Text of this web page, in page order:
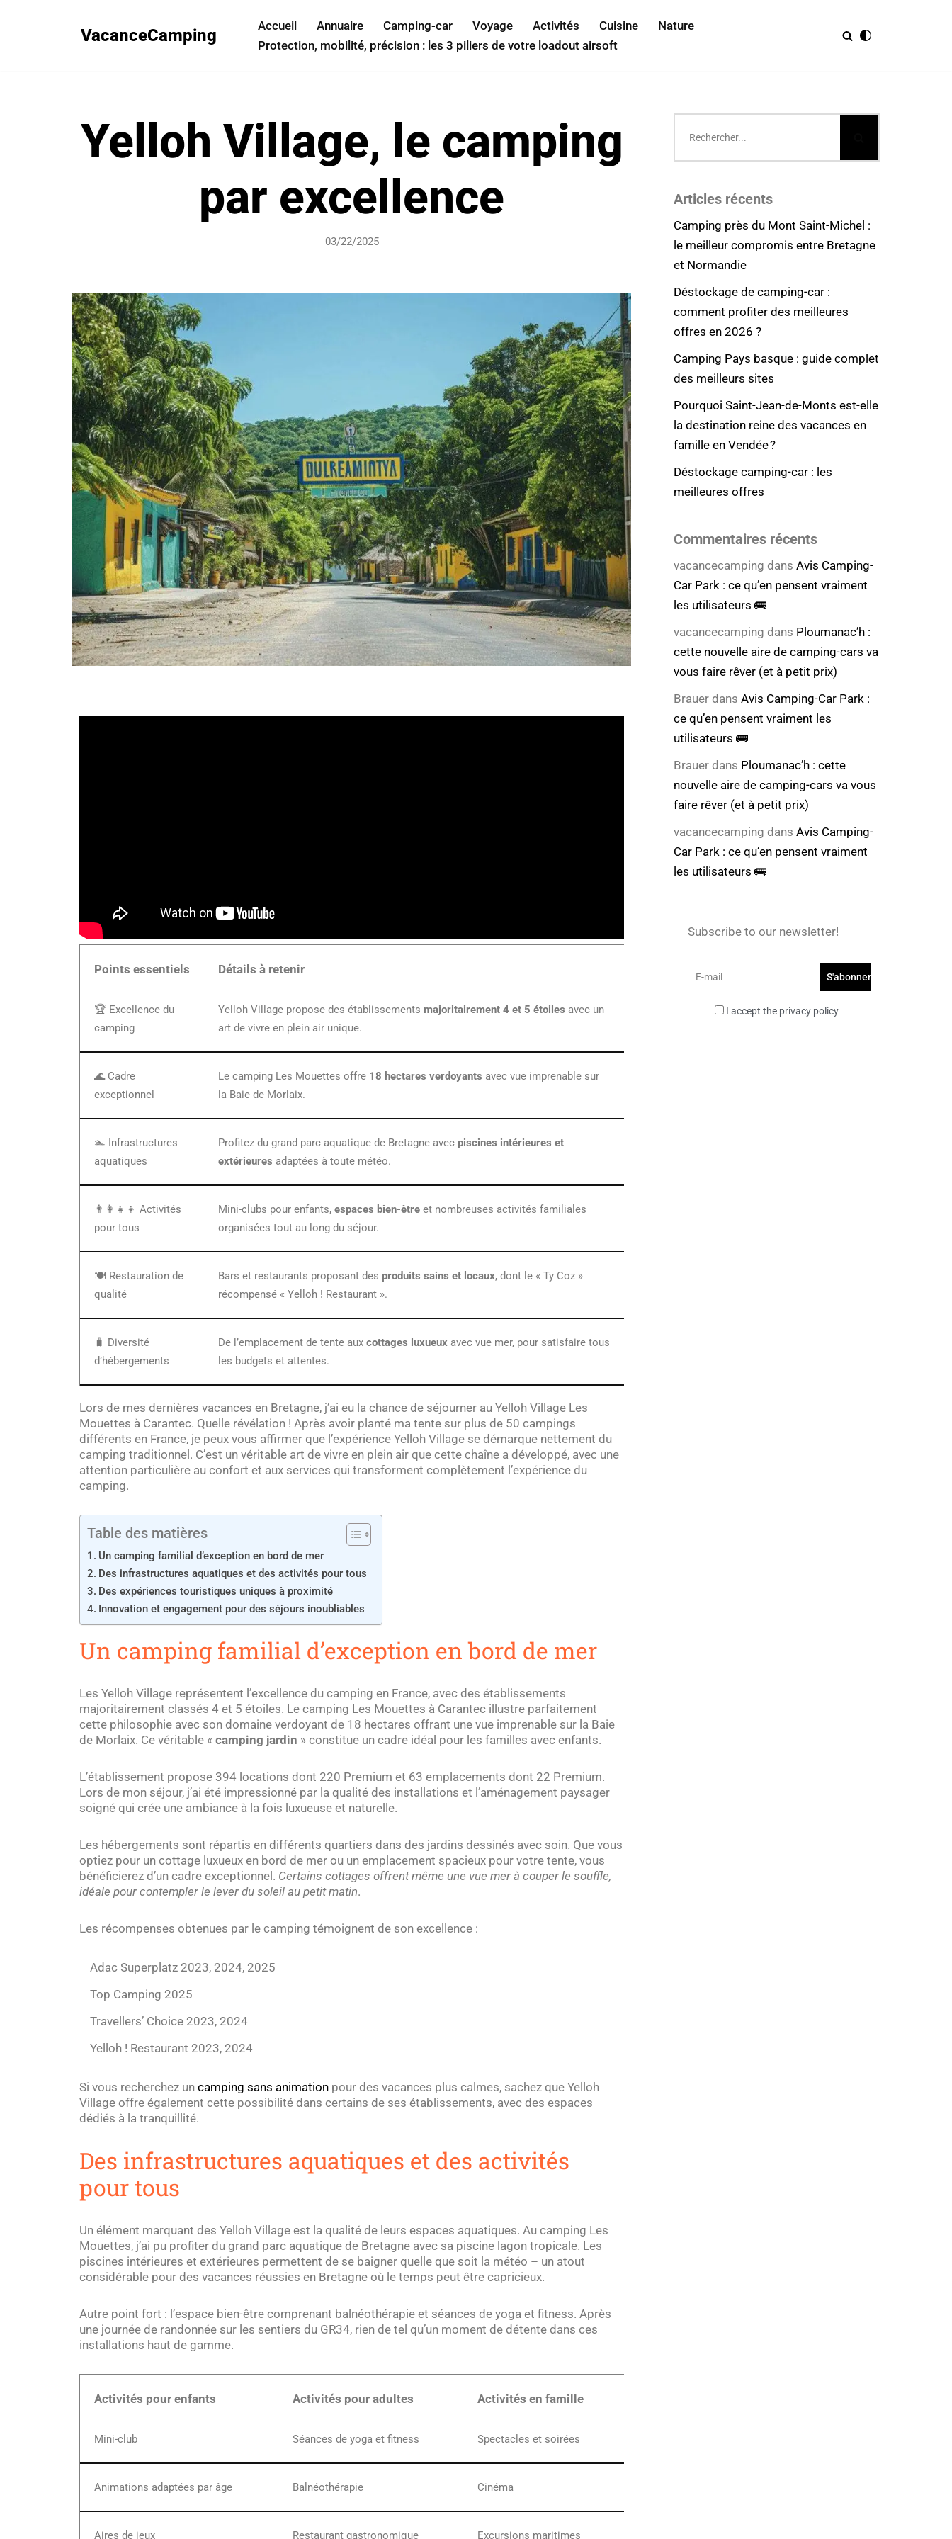
VacanceCamping Accueil Annuaire Camping-car Voyage Activités Cuisine
Nature
Protection, mobilité, précision : les 3 piliers de votre loadout airsoft
Yelloh Village, le camping
par excellence
03/22/2025
Points essentiels Détails à retenir
🏆 Excellence du
camping
Yelloh Village propose des établissements majoritairement 4 et 5 étoiles avec un
art de vivre en plein air unique.
🌊 Cadre
exceptionnel
Le camping Les Mouettes offre 18 hectares verdoyants avec vue imprenable sur
la Baie de Morlaix.
🏊 Infrastructures
aquatiques
Profitez du grand parc aquatique de Bretagne avec piscines intérieures et
extérieures adaptées à toute météo.
👨‍👩‍👧‍👦 Activités
pour tous
Mini-clubs pour enfants, espaces bien-être et nombreuses activités familiales
organisées tout au long du séjour.
🍽️ Restauration de
qualité
Bars et restaurants proposant des produits sains et locaux, dont le « Ty Coz »
récompensé « Yelloh ! Restaurant ».
🧳 Diversité
d’hébergements
De l’emplacement de tente aux cottages luxueux avec vue mer, pour satisfaire tous
les budgets et attentes.
Lors de mes dernières vacances en Bretagne, j’ai eu la chance de séjourner au Yelloh Village Les
Mouettes à Carantec. Quelle révélation ! Après avoir planté ma tente sur plus de 50 campings
différents en France, je peux vous affirmer que l’expérience Yelloh Village se démarque nettement du
camping traditionnel. C’est un véritable art de vivre en plein air que cette chaîne a développé, avec une
attention particulière au confort et aux services qui transforment complètement l’expérience du
camping.
Table des matières
Un camping familial d’exception en bord de mer
Des infrastructures aquatiques et des activités pour tous
Des expériences touristiques uniques à proximité
Innovation et engagement pour des séjours inoubliables
Un camping familial d’exception en bord de mer
Les Yelloh Village représentent l’excellence du camping en France, avec des établissements
majoritairement classés 4 et 5 étoiles. Le camping Les Mouettes à Carantec illustre parfaitement
cette philosophie avec son domaine verdoyant de 18 hectares offrant une vue imprenable sur la Baie
de Morlaix. Ce véritable « camping jardin » constitue un cadre idéal pour les familles avec enfants.
L’établissement propose 394 locations dont 220 Premium et 63 emplacements dont 22 Premium.
Lors de mon séjour, j’ai été impressionné par la qualité des installations et l’aménagement paysager
soigné qui crée une ambiance à la fois luxueuse et naturelle.
Les hébergements sont répartis en différents quartiers dans des jardins dessinés avec soin. Que vous
optiez pour un cottage luxueux en bord de mer ou un emplacement spacieux pour votre tente, vous
bénéficierez d’un cadre exceptionnel. Certains cottages offrent même une vue mer à couper le souffle,
idéale pour contempler le lever du soleil au petit matin.
Les récompenses obtenues par le camping témoignent de son excellence :
Adac Superplatz 2023, 2024, 2025
Top Camping 2025
Travellers’ Choice 2023, 2024
Yelloh ! Restaurant 2023, 2024
Si vous recherchez un camping sans animation pour des vacances plus calmes, sachez que Yelloh
Village offre également cette possibilité dans certains de ses établissements, avec des espaces
dédiés à la tranquillité.
Des infrastructures aquatiques et des activités
pour tous
Un élément marquant des Yelloh Village est la qualité de leurs espaces aquatiques. Au camping Les
Mouettes, j’ai pu profiter du grand parc aquatique de Bretagne avec sa piscine lagon tropicale. Les
piscines intérieures et extérieures permettent de se baigner quelle que soit la météo – un atout
considérable pour des vacances réussies en Bretagne où le temps peut être capricieux.
Autre point fort : l’espace bien-être comprenant balnéothérapie et séances de yoga et fitness. Après
une journée de randonnée sur les sentiers du GR34, rien de tel qu’un moment de détente dans ces
installations haut de gamme.
Activités pour enfants Activités pour adultes Activités en famille
Mini-club Séances de yoga et fitness Spectacles et soirées
Animations adaptées par âge Balnéothérapie Cinéma
Aires de jeux Restaurant gastronomique Excursions maritimes
Articles récents
Camping près du Mont Saint-Michel :
le meilleur compromis entre Bretagne
et Normandie
Déstockage de camping-car :
comment profiter des meilleures
offres en 2026 ?
Camping Pays basque : guide complet
des meilleurs sites
Pourquoi Saint-Jean-de-Monts est-elle
la destination reine des vacances en
famille en Vendée ?
Déstockage camping-car : les
meilleures offres
Commentaires récents
vacancecamping dans Avis Camping-
Car Park : ce qu’en pensent vraiment
les utilisateurs 🚌
vacancecamping dans Ploumanac’h :
cette nouvelle aire de camping-cars va
vous faire rêver (et à petit prix)
Brauer dans Avis Camping-Car Park :
ce qu’en pensent vraiment les
utilisateurs 🚌
Brauer dans Ploumanac’h : cette
nouvelle aire de camping-cars va vous
faire rêver (et à petit prix)
vacancecamping dans Avis Camping-
Car Park : ce qu’en pensent vraiment
les utilisateurs 🚌
Subscribe to our newsletter!
I accept the privacy policy